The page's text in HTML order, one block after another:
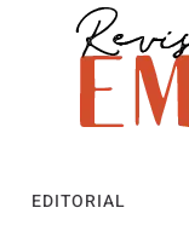
EDITORIAL